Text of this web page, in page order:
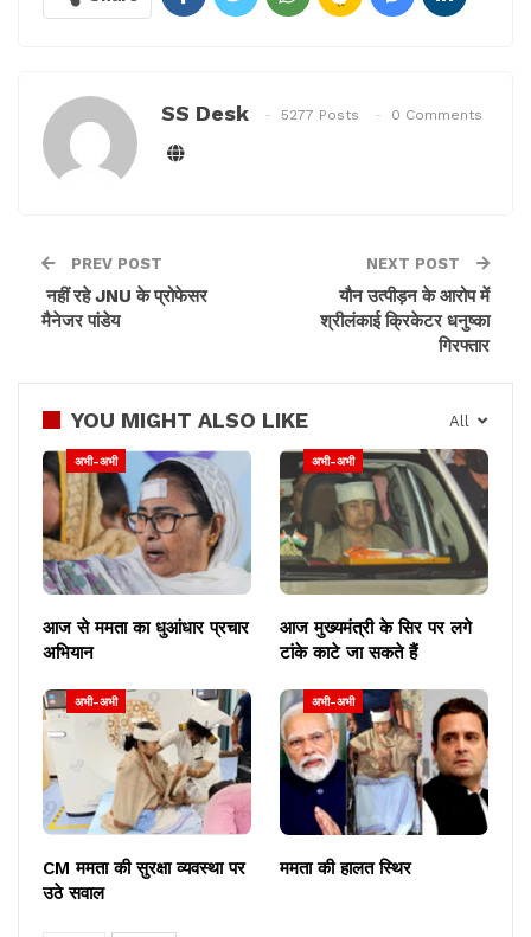
SS Desk 5277 Posts 0 Comments
PREV POST
नहीं रहे JNU के प्रोफेसर
मैनेजर पांडेय
NEXT POST
यौन उत्पीड़न के आरोप में
श्रीलंकाई क्रिकेटर धनुष्का
गिरफ्तार
All
YOU MIGHT ALSO LIKE
अभी-अभी
आज से ममता का धुआंधार प्रचार
अभियान
अभी-अभी
आज मुख्यमंत्री के सिर पर लगे
टांके काटे जा सकते हैं
अभी-अभी
CM ममता की सुरक्षा व्यवस्था पर
उठे सवाल
अभी-अभी
ममता की हालत स्थिर